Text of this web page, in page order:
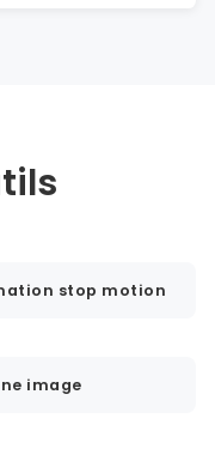
stop motion
image